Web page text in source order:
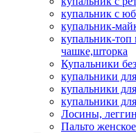
купальник с
купальник-
купальник-
чашке,шторка
Купальники
купальники
купальники
купальники
Лосины,
Пальто